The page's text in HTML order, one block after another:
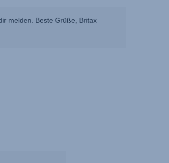
melden. Beste Grüße, Britax